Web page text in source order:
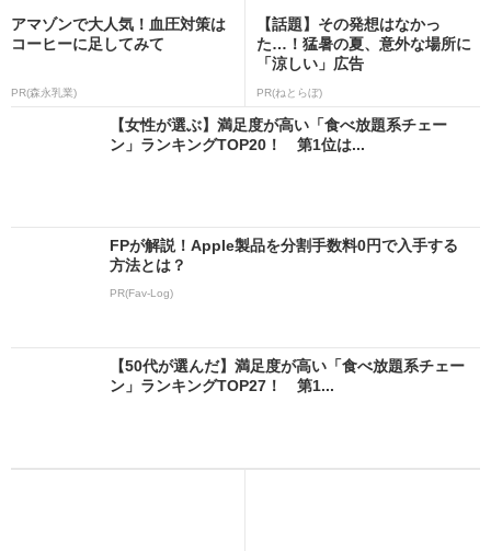
アマゾンで大人気！血圧対策は
コーヒーに足してみて
PR(森永乳業)
【話題】その発想はなかっ
た…！猛暑の夏、意外な場所に
「涼しい」広告
PR(ねとらぼ)
【女性が選ぶ】満足度が高い「食べ放題系チェー
ン」ランキングTOP20！ 第1位は...
FPが解説！Apple製品を分割手数料0円で入手する
方法とは？
PR(Fav-Log)
【50代が選んだ】満足度が高い「食べ放題系チェー
ン」ランキングTOP27！ 第1...